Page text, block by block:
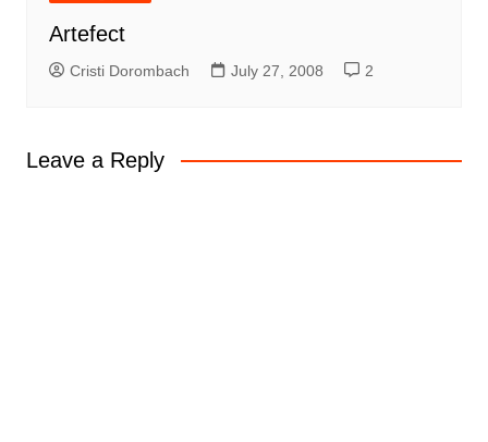
Artefect
Cristi Dorombach July 27, 2008 2
Leave a Reply